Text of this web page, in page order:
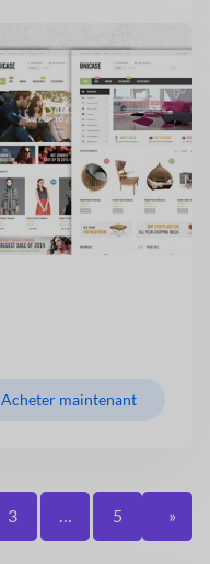
Acheter maintenant
3 … 5 »